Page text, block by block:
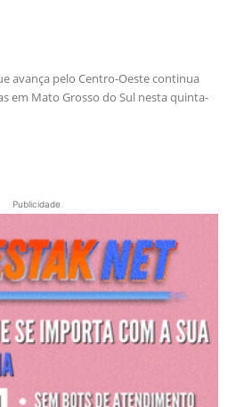
avança pelo Centro-Oeste continua
em Mato Grosso do Sul nesta quinta-
Publicidade